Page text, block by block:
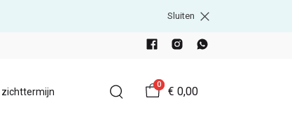
Sluiten
zichttermijn
0
€ 0,00